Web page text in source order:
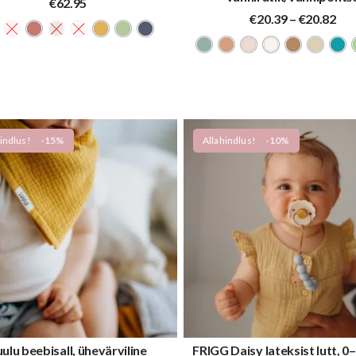
€20.39– €20.82
-15%
beebisall, ühevärviline
Allahindlus! -10%
FRIGG Daisy lateksist lutt,